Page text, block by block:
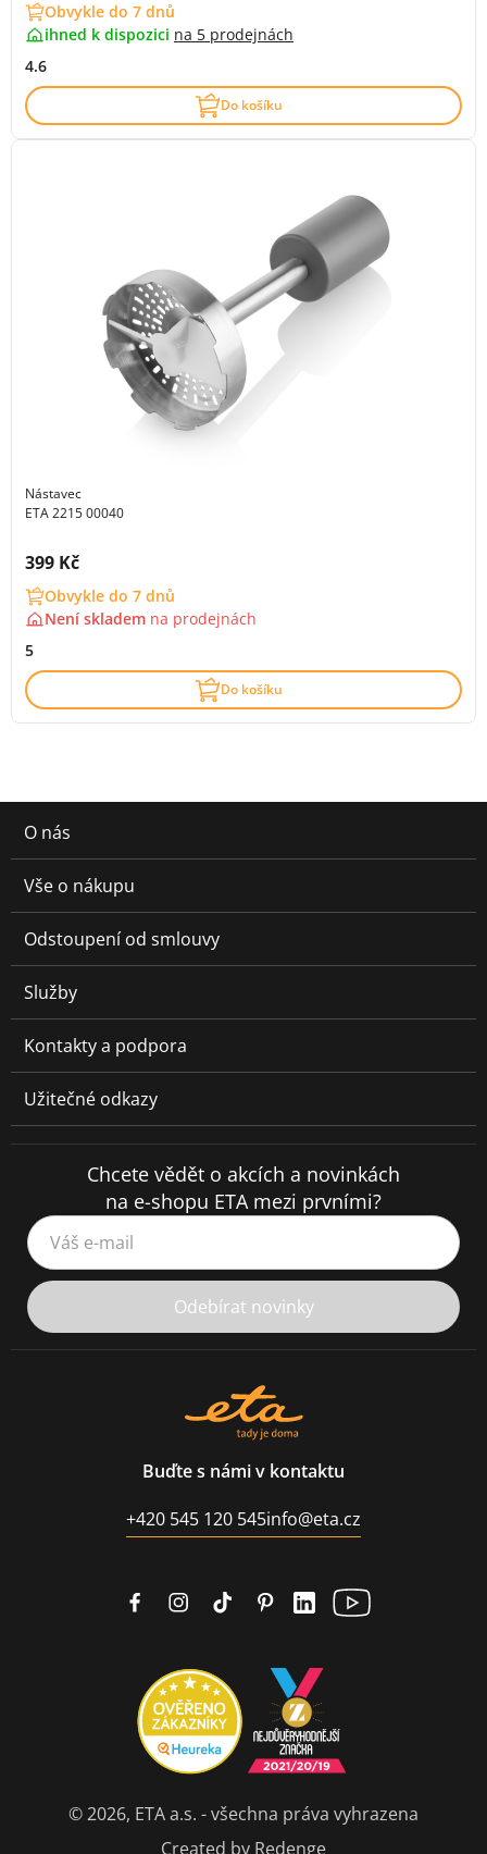
Obvykle do 7 dnů
ihned k dispozici na 5 prodejnách
4.6
Do košíku
Nástavec
ETA 2215 00040
Cena s DPH:
399 Kč
Obvykle do 7 dnů
Není skladem na prodejnách
5
Do košíku
O nás
Vše o nákupu
Odstoupení od smlouvy
Služby
Kontakty a podpora
Užitečné odkazy
Chcete vědět o akcích a novinkách
na e-shopu ETA mezi prvními?
Váš e-mail
Odebírat novinky
Buďte s námi v kontaktu
+420 545 120 545info@eta.cz
© 2026, ETA a.s. - všechna práva vyhrazena
Created by Redenge